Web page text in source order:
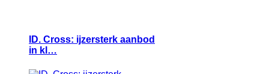
ID. Cross: ijzersterk aanbod
in kl…